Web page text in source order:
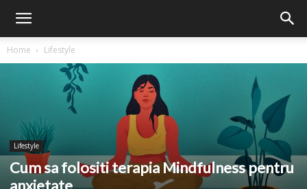
Home Lifestyle
Lifestyle
Cum sa folositi terapia Mindfulness pentru